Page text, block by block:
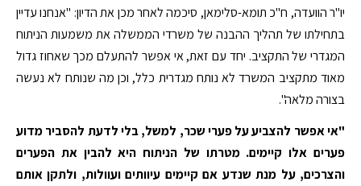
יו"ר הוועדה, ח"כ תומא-סלימאן, סיכמה לאחר מכן את הדיון: "אנחנו עדיין
בתחילתו של תהליך ההבנה של משרדי הממשלה את משמעות הניתוח
המגדרי של התקציב. יחד עם זאת, אי אפשר להתעלם מכך שאחוז גדול
מאוד מתקציב המשרד לא נותח מגדרית כלל, וכן מה שנותח לא נעשה
בצורה מלאה".
"אי אפשר להצביע על פערי שכר, למשל, בלי לדעת להסביר מדוע
פערים אלו קיימים. מטרתו של הניתוח היא להבין את הפערים
והצרכים, על מנת שנדע אם קיימים עיוותים ועוולות, ולתקן אותם